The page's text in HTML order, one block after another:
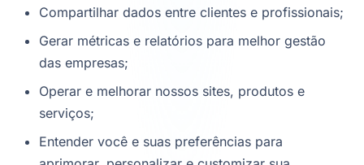
Compartilhar dados entre clientes e profissionais;
Gerar métricas e relatórios para melhor gestão
das empresas;
Operar e melhorar nossos sites, produtos e
serviços;
Entender você e suas preferências para